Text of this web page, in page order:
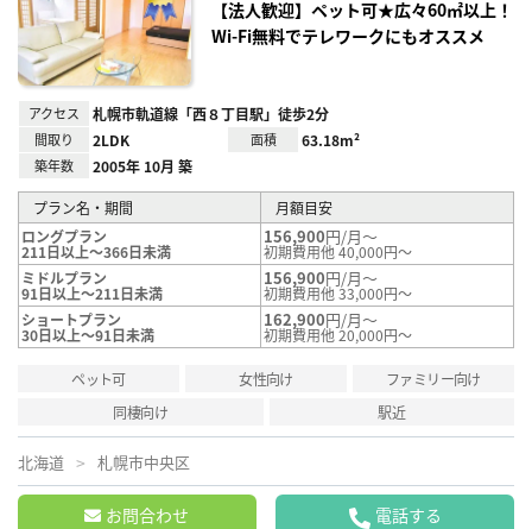
録
【法人歓迎】ペット可★広々60㎡以上！
Wi-Fi無料でテレワークにもオススメ
アクセス 札幌市軌道線「西８丁目駅」徒歩2分
間取り 2LDK 面積 63.18m²
築年数 2005年 10月 築
プラン名・期間
月額目安
ロングプラン
211日以上～366日未満
156,900円/月～
初期費用他 40,000円～
ミドルプラン
91日以上～211日未満
156,900円/月～
初期費用他 33,000円～
ショートプラン
30日以上～91日未満
162,900円/月～
初期費用他 20,000円～
ペット可 女性向け
ファミリー向け
同棲向け
駅近
北海道 札幌市中央区
お問合わせ 電話する